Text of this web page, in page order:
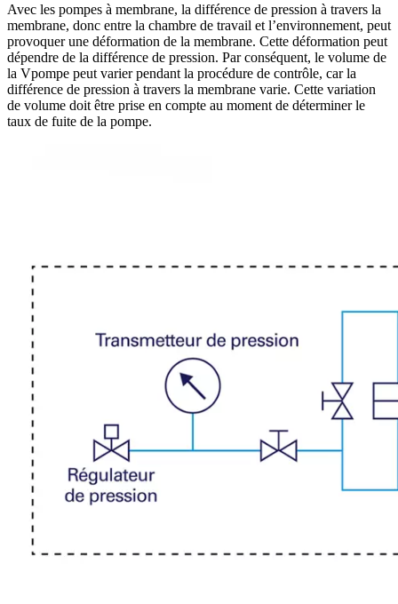
Avec les pompes à membrane, la différence de pression à travers la
membrane, donc entre la chambre de travail et l’environnement, peut
provoquer une déformation de la membrane. Cette déformation peut
dépendre de la différence de pression. Par conséquent, le volume de
la Vpompe peut varier pendant la procédure de contrôle, car la
différence de pression à travers la membrane varie. Cette variation
de volume doit être prise en compte au moment de déterminer le
taux de fuite de la pompe.